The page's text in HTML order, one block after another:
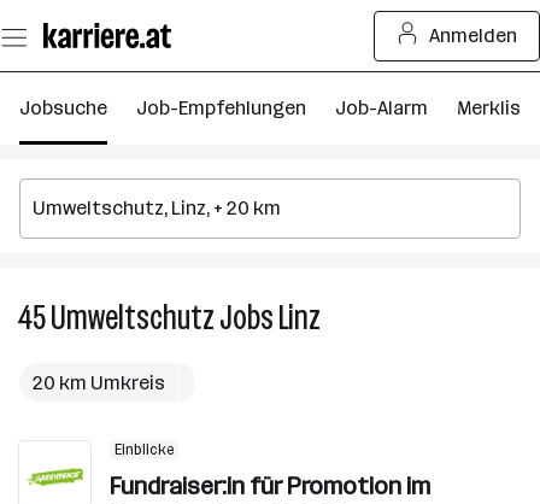
Seiteninhalt
springen
Anmelden
Jobsuche Job-Empfehlungen Job-Alarm Merkliste
45UmweltschutzJobsLinz
20 km Umkreis
Einblicke
Fundraiser:in für Promotion im